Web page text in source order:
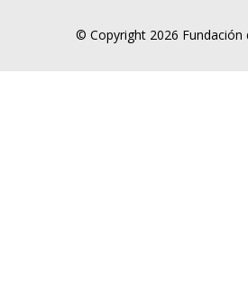
© Copyright 2026 Fundación